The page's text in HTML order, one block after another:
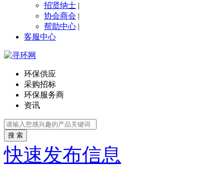
招贤纳士 |
协会商会 |
帮助中心 |
客服中心
环保供应
采购招标
环保服务商
资讯
搜 索
快速发布信息